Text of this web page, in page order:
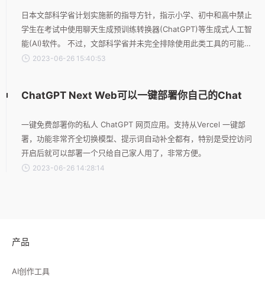
日本文部科学省计划实施新的指导方针，指示小学、初中和高中禁止
学生在考试中使用聊天生成预训练转换器(ChatGPT)等生成式人工智
能(AI)软件。 不过，文部科学省并未完全排除使用此类工具的可能
性，指导草案列出了有效使用它们的例子，比如为课堂讨论提供便
2023-06-26 15:40:53
ChatGPT Next Web可以一键部署你自己的Chat
一键免费部署你的私人 ChatGPT 网页应用。支持从Vercel 一键部
署，功能非常齐全切换模型、提示词自动补全都有，特别是受控访问
开启后就可以部署一个只给自己家人用了，非常方便。
2023-06-26 14:28:14
产品
AI创作工具